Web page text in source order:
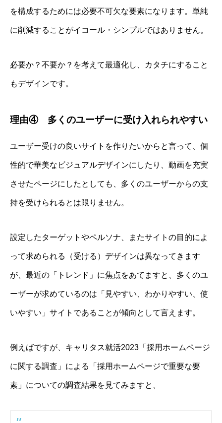
を構成するためには必要不可欠な要素になります。単純
に削減することがイコール・シンプルではありません。
必要か？不要か？を考えて最適化し、カタチにすること
もデザインです。
理由④ 多くのユーザーに受け入れられやすい
ユーザー受けの良いサイトを作りたいからと言って、個
性的で華美なビジュアルデザインにしたり、動画を充実
させたページにしたとしても、多くのユーザーからの支
持を受けられるとは限りません。
設定したターゲットやペルソナ、またサイトの目的によ
って求められる（受ける）デザインは異なってきます
が、最近の「トレンド」に焦点をあてますと、多くのユ
ーザーが求めているのは「見やすい、わかりやすい、使
いやすい」サイトであることが傾向として言えます。
例えばですが、キャリタス就活2023「採用ホームページ
に関する調査」による「採用ホームページで重要な要
素」についての調査結果を見てみますと、